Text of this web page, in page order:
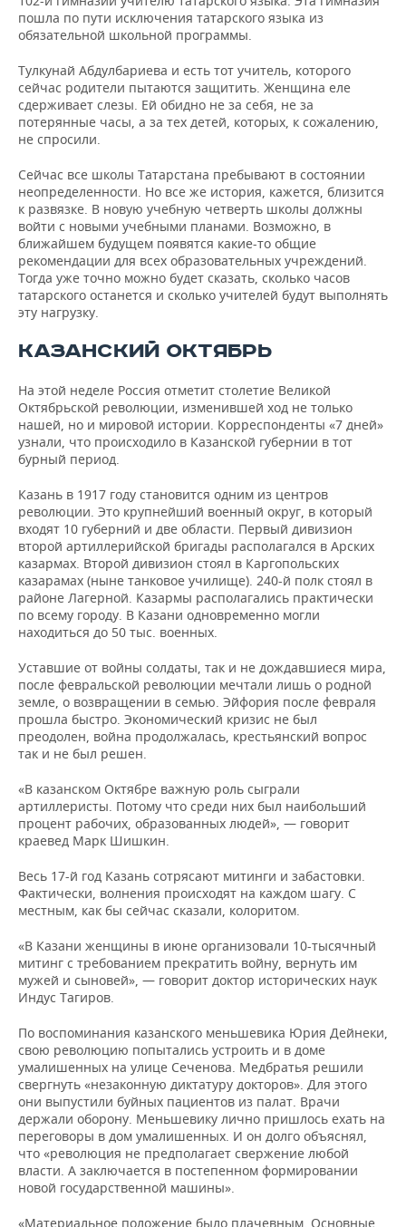
пошла по пути исключения татарского языка из
обязательной школьной программы.
Тулкунай Абдулбариева и есть тот учитель, которого
сейчас родители пытаются защитить. Женщина еле
сдерживает слезы. Ей обидно не за себя, не за
потерянные часы, а за тех детей, которых, к сожалению,
не спросили.
Сейчас все школы Татарстана пребывают в состоянии
неопределенности. Но все же история, кажется, близится
к развязке. В новую учебную четверть школы должны
войти с новыми учебными планами. Возможно, в
ближайшем будущем появятся какие-то общие
рекомендации для всех образовательных учреждений.
Тогда уже точно можно будет сказать, сколько часов
татарского останется и сколько учителей будут выполнять
эту нагрузку.
КАЗАНСКИЙ ОКТЯБРЬ
На этой неделе Россия отметит столетие Великой
Октябрьской революции, изменившей ход не только
нашей, но и мировой истории. Корреспонденты «7 дней»
узнали, что происходило в Казанской губернии в тот
бурный период.
Казань в 1917 году становится одним из центров
революции. Это крупнейший военный округ, в который
входят 10 губерний и две области. Первый дивизион
второй артиллерийской бригады располагался в Арских
казармах. Второй дивизион стоял в Каргопольских
казарамах (ныне танковое училище). 240-й полк стоял в
районе Лагерной. Казармы располагались практически
по всему городу. В Казани одновременно могли
находиться до 50 тыс. военных.
Уставшие от войны солдаты, так и не дождавшиеся мира,
после февральской революции мечтали лишь о родной
земле, о возвращении в семью. Эйфория после февраля
прошла быстро. Экономический кризис не был
преодолен, война продолжалась, крестьянский вопрос
так и не был решен.
«В казанском Октябре важную роль сыграли
артиллеристы. Потому что среди них был наибольший
процент рабочих, образованных людей», — говорит
краевед Марк Шишкин.
Весь 17-й год Казань сотрясают митинги и забастовки.
Фактически, волнения происходят на каждом шагу. С
местным, как бы сейчас сказали, колоритом.
«В Казани женщины в июне организовали 10-тысячный
митинг с требованием прекратить войну, вернуть им
мужей и сыновей», — говорит доктор исторических наук
Индус Тагиров.
По воспоминания казанского меньшевика Юрия Дейнеки,
свою революцию попытались устроить и в доме
умалишенных на улице Сеченова. Медбратья решили
свергнуть «незаконную диктатуру докторов». Для этого
они выпустили буйных пациентов из палат. Врачи
держали оборону. Меньшевику лично пришлось ехать на
переговоры в дом умалишенных. И он долго объяснял,
что «революция не предполагает свержение любой
власти. А заключается в постепенном формировании
новой государственной машины».
«Материальное положение было плачевным. Основные